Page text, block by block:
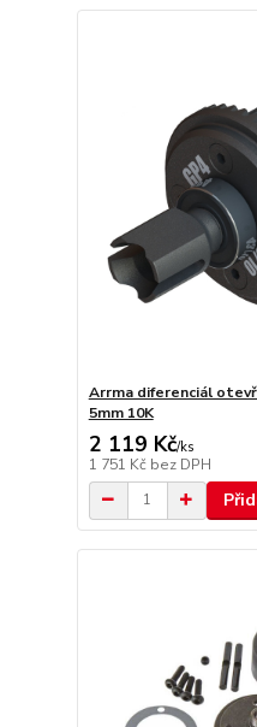
Arrma diferenciál
5mm 10K
2 119 Kč/ks
1 751 Kč bez DPH